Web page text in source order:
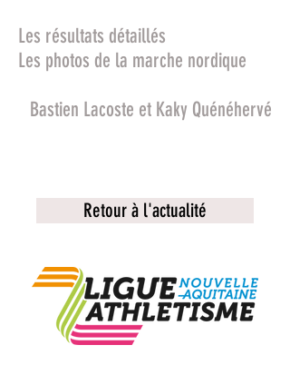
Les résultats détaillés
Les photos de la marche nordique
Bastien Lacoste et Kaky Quénéhervé
Retour à l'actualité